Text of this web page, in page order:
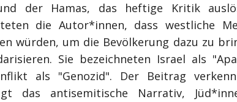
der Hamas, das heftige Kritik
die Autor*innen, dass westliche
würden, um die Bevölkerung dazu zu
Sie bezeichneten Israel als
als "Genozid". Der Beitrag
das antisemitische Narrativ,